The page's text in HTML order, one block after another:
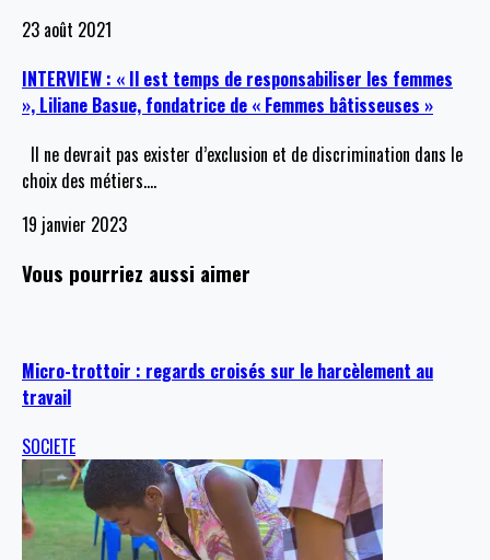
23 août 2021
INTERVIEW : « Il est temps de responsabiliser les femmes
», Liliane Basue, fondatrice de « Femmes bâtisseuses »
Il ne devrait pas exister d’exclusion et de discrimination dans le
choix des métiers.…
19 janvier 2023
Vous pourriez aussi aimer
Micro-trottoir : regards croisés sur le harcèlement au
travail
SOCIETE